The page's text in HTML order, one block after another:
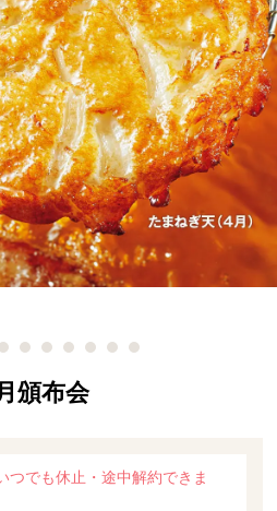
頒布会
つでも休止・途中解約できま